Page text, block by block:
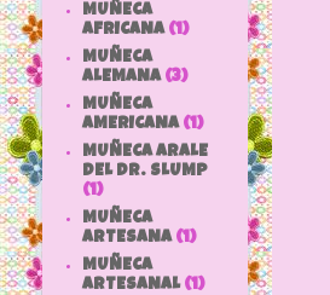
MUÑECA
AFRICANA (1)
MUÑECA
ALEMANA (3)
MUÑECA
AMERICANA (1)
MUÑECA ARALE
DEL DR. SLUMP
(1)
MUÑECA
ARTESANA (1)
MUÑECA
ARTESANAL (1)